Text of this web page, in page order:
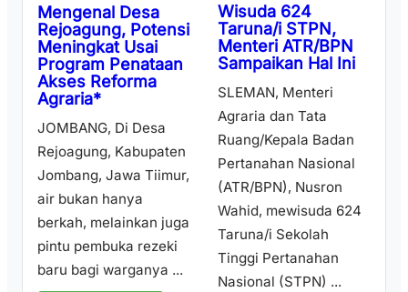
Mengenal Desa
Rejoagung, Potensi
Meningkat Usai
Program Penataan
Akses Reforma
Agraria*
JOMBANG, Di Desa
Rejoagung, Kabupaten
Jombang, Jawa Tiimur,
air bukan hanya
berkah, melainkan juga
pintu pembuka rezeki
baru bagi warganya ...
Wisuda 624
Taruna/i STPN,
Menteri ATR/BPN
Sampaikan Hal Ini
SLEMAN, Menteri
Agraria dan Tata
Ruang/Kepala Badan
Pertanahan Nasional
(ATR/BPN), Nusron
Wahid, mewisuda 624
Taruna/i Sekolah
Tinggi Pertanahan
Nasional (STPN) ...